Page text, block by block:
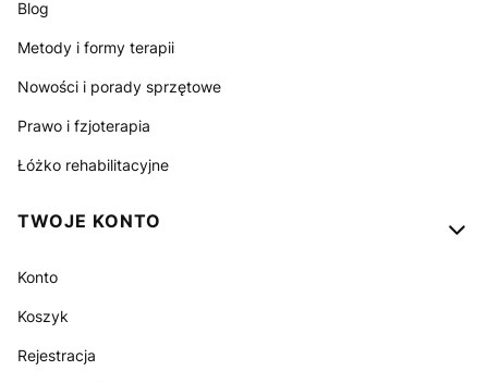
Blog
Metody i formy terapii
Nowości i porady sprzętowe
Prawo i fzjoterapia
Łóżko rehabilitacyjne
TWOJE KONTO
Konto
Koszyk
Rejestracja